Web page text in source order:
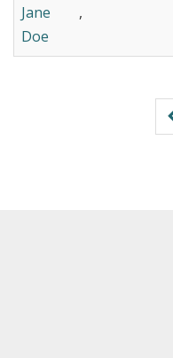
Jane
Doe
,